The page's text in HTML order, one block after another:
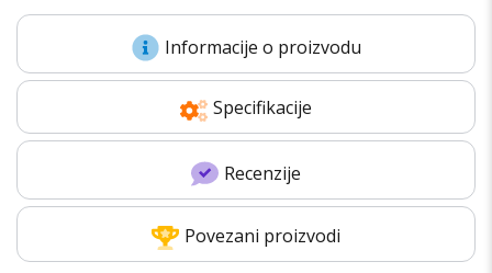
Informacije o proizvodu
Specifikacije
Recenzije
Povezani proizvodi